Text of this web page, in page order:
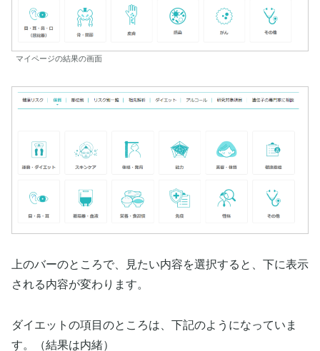
マイページの結果の画面
上のバーのところで、見たい内容を選択すると、下に表示
される内容が変わります。
ダイエットの項目のところは、下記のようになっていま
す。（結果は内緒）